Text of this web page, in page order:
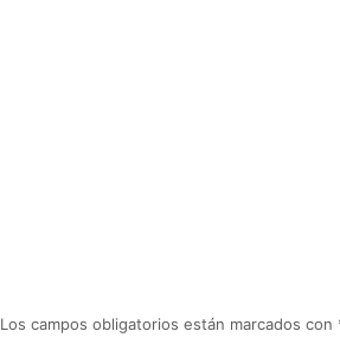
Los campos obligatorios están marcados con